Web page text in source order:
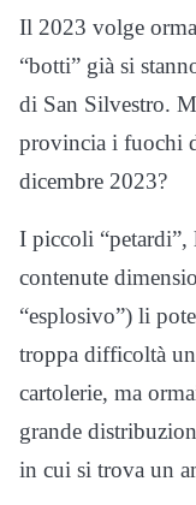
Il 2023 volge
“botti” già si
di San Silvestro.
provincia i fuochi
dicembre 2023?
I piccoli “petardi”,
contenute
“esplosivo”) li
troppa difficoltà
cartolerie, ma
grande
in cui si trova un